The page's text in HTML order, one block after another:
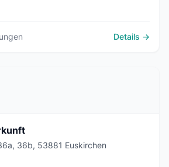
Details →
36b, 53881 Euskirchen